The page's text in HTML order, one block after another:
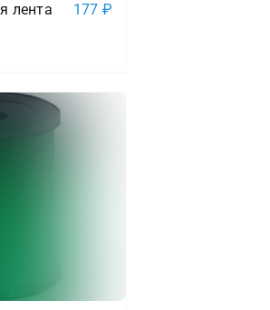
лента 177 ₽